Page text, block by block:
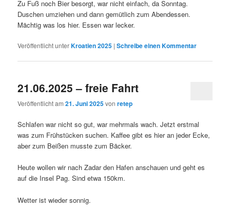
Zu Fuß noch Bier besorgt, war nicht einfach, da Sonntag.
Duschen umziehen und dann gemütlich zum Abendessen.
Mächtig was los hier. Essen war lecker.
Veröffentlicht unterKroatien 2025 |Schreibe einen Kommentar
21.06.2025 – freie Fahrt
Veröffentlicht am21. Juni 2025vonretep
Schlafen war nicht so gut, war mehrmals wach. Jetzt erstmal
was zum Frühstücken suchen. Kaffee gibt es hier an jeder Ecke,
aber zum Beißen musste zum Bäcker.
Heute wollen wir nach Zadar den Hafen anschauen und geht es
auf die Insel Pag. Sind etwa 150km.
Wetter ist wieder sonnig.